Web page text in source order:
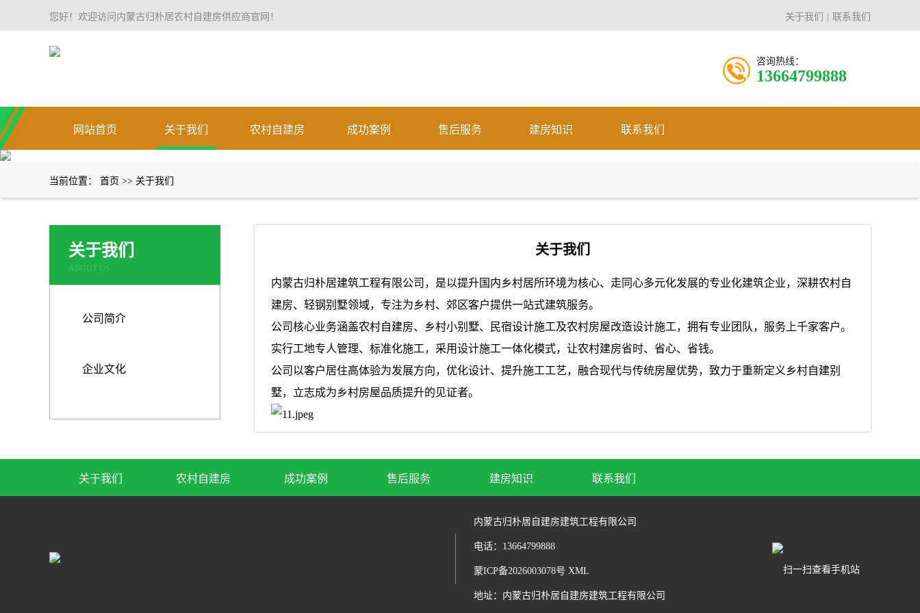
您好！欢迎访问内蒙古归朴居农村自建房供应商官网！ 关于我们 联系我们
咨询热线：
13664799888
网站首页 关于我们 农村自建房 成功案例 售后服务 建房知识 联系我们
当前位置： 首页 >> 关于我们
关于我们
ABOUT US
公司简介
企业文化
关于我们
内蒙古归朴居建筑工程有限公司，是以提升国内乡村居所环境为核心、走同心多元化发展的专业化建筑企业，深耕农村自
建房、轻钢别墅领域，专注为乡村、郊区客户提供一站式建筑服务。
公司核心业务涵盖农村自建房、乡村小别墅、民宿设计施工及农村房屋改造设计施工，拥有专业团队，服务上千家客户。
实行工地专人管理、标准化施工，采用设计施工一体化模式，让农村建房省时、省心、省钱。
公司以客户居住高体验为发展方向，优化设计、提升施工工艺，融合现代与传统房屋优势，致力于重新定义乡村自建别
墅，立志成为乡村房屋品质提升的见证者。
关于我们 农村自建房 成功案例 售后服务 建房知识 联系我们
内蒙古归朴居自建房建筑工程有限公司
电话：13664799888
蒙ICP备2026003078号 XML
地址：内蒙古归朴居自建房建筑工程有限公司
扫一扫查看手机站